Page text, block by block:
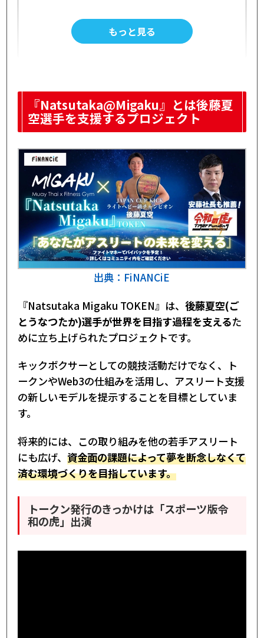
試合・オフ会への招待やポストカードの送付
夏空選手のスポンサー・イベント起用権
『Natsutaka@Migaku』の活動報告
『Natsutaka@Migaku』の投票
プロジェクトオーナー・後藤夏空選手につい
て
タイ ｢MIGAKUジム｣所属のプロキックボクサー
JAPAN CUP KICKライトヘビー級王者を獲得
『Natsutaka@Migaku』のコミュニティトー
クン(CT)情報
トークンの買い方
【2026年2月時点】チャートで見るトークン価
格
ファンディング実績
FiNANCiE『Natsutaka@Migaku』プロジェ
クト｜まとめ
もっと見る
『Natsutaka@Migaku』とは後藤夏
空選手を支援するプロジェクト
出典：FiNANCiE
『Natsutaka Migaku TOKEN』は、 後藤夏空(ご
とうなつたか)選手が世界を目指す過程を支えるた
めに立ち上げられたプロジェクトです。
キックボクサーとしての競技活動だけでなく、ト
ークンやWeb3の仕組みを活用し、アスリート支援
の新しいモデルを提示することを目標としていま
す。
将来的には、この取り組みを他の若手アスリート
にも広げ、 資金面の課題によって夢を断念しなくて
済む環境づくりを目指しています。
トークン発行のきっかけは「スポーツ版令
和の虎」出演